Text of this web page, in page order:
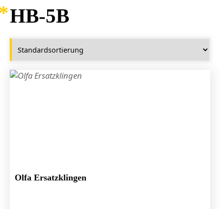
HB-5B
Olfa Ersatzklingen